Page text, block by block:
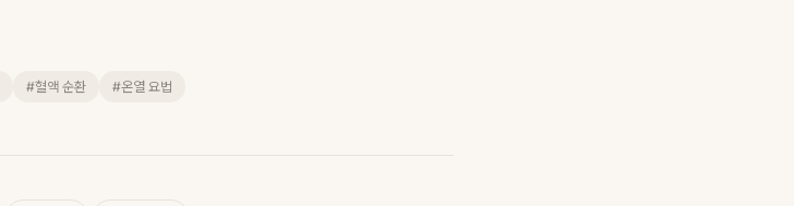
#혈액 순환 #온열 요법